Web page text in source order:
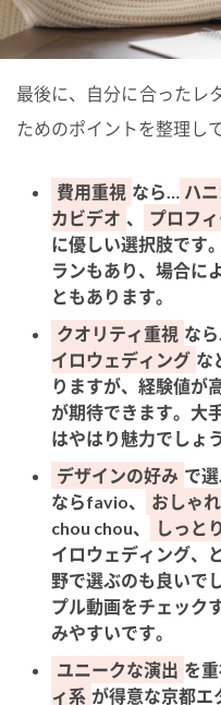
最後に、自分に合ったレ
ためのポイントを整理し
費用重視 なら… ハ
カビデオ 、 プロフ
に優しい選択肢です。
ランもあり、場合に
ともあります。
クオリティ重視 な
イロウェディング な
りますが、経験値が
が期待できます。大
はやはり魅力でしょう
デザインの好み で
ならfavio、
おしゃ
chou chou、
しっと
イロウェディング、
野で選ぶのも良いで
プル動画をチェック
みやすいです。
ユニークな演出 を
ィ系 が得意な京都エ